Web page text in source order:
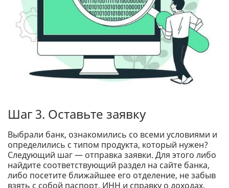
Шаг 3. Оставьте заявку
Выбрали банк, ознакомились со всеми условиями и
определились с типом продукта, который нужен?
Следующий шаг — отправка заявки. Для этого либо
найдите соответствующий раздел на сайте банка,
либо посетите ближайшее его отделение, не забыв
взять с собой паспорт, ИНН и справку о доходах.